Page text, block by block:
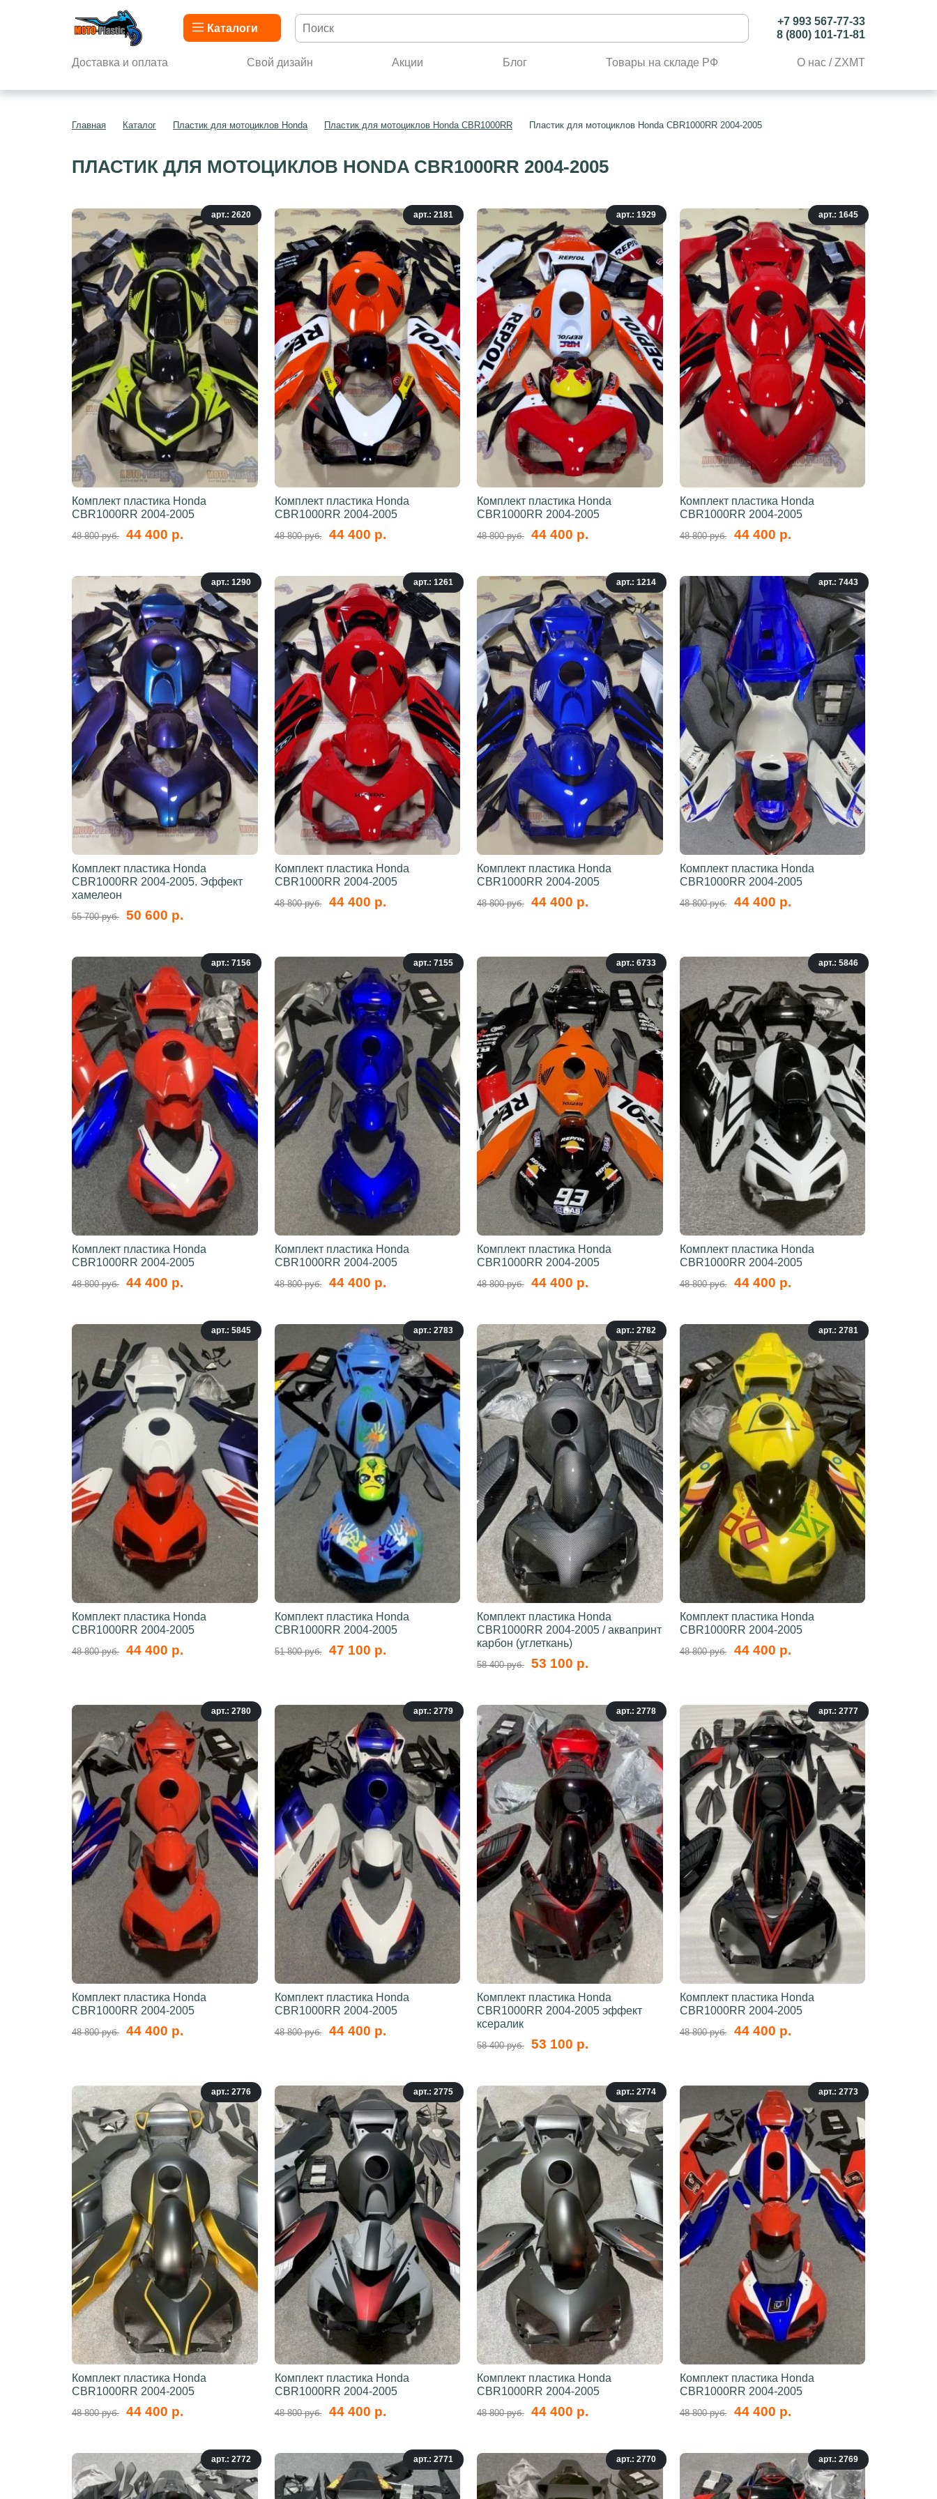
Каталоги
+7 993 567-77-33
8 (800) 101-71-81
Доставка и оплата Свой дизайн Акции Блог Товары на складе РФ О нас / ZXMT
Главная Каталог Пластик для мотоциклов Honda Пластик для мотоциклов Honda CBR1000RR Пластик для мотоциклов Honda CBR1000RR 2004-2005
ПЛАСТИК ДЛЯ МОТОЦИКЛОВ HONDA CBR1000RR 2004-2005
арт.: 2620
Комплект пластика Honda
CBR1000RR 2004-2005
48 800 руб. 44 400 р.
арт.: 2181
Комплект пластика Honda
CBR1000RR 2004-2005
48 800 руб. 44 400 р.
арт.: 1929
Комплект пластика Honda
CBR1000RR 2004-2005
48 800 руб. 44 400 р.
арт.: 1645
Комплект пластика Honda
CBR1000RR 2004-2005
48 800 руб. 44 400 р.
арт.: 1290
Комплект пластика Honda
CBR1000RR 2004-2005. Эффект
хамелеон
55 700 руб. 50 600 р.
арт.: 1261
Комплект пластика Honda
CBR1000RR 2004-2005
48 800 руб. 44 400 р.
арт.: 1214
Комплект пластика Honda
CBR1000RR 2004-2005
48 800 руб. 44 400 р.
арт.: 7443
Комплект пластика Honda
CBR1000RR 2004-2005
48 800 руб. 44 400 р.
арт.: 7156
Комплект пластика Honda
CBR1000RR 2004-2005
48 800 руб. 44 400 р.
арт.: 7155
Комплект пластика Honda
CBR1000RR 2004-2005
48 800 руб. 44 400 р.
арт.: 6733
Комплект пластика Honda
CBR1000RR 2004-2005
48 800 руб. 44 400 р.
арт.: 5846
Комплект пластика Honda
CBR1000RR 2004-2005
48 800 руб. 44 400 р.
арт.: 5845
Комплект пластика Honda
CBR1000RR 2004-2005
48 800 руб. 44 400 р.
арт.: 2783
Комплект пластика Honda
CBR1000RR 2004-2005
51 800 руб. 47 100 р.
арт.: 2782
Комплект пластика Honda
CBR1000RR 2004-2005 / аквапринт
карбон (углеткань)
58 400 руб. 53 100 р.
арт.: 2781
Комплект пластика Honda
CBR1000RR 2004-2005
48 800 руб. 44 400 р.
арт.: 2780
Комплект пластика Honda
CBR1000RR 2004-2005
48 800 руб. 44 400 р.
арт.: 2779
Комплект пластика Honda
CBR1000RR 2004-2005
48 800 руб. 44 400 р.
арт.: 2778
Комплект пластика Honda
CBR1000RR 2004-2005 эффект
ксералик
58 400 руб. 53 100 р.
арт.: 2777
Комплект пластика Honda
CBR1000RR 2004-2005
48 800 руб. 44 400 р.
арт.: 2776
Комплект пластика Honda
CBR1000RR 2004-2005
48 800 руб. 44 400 р.
арт.: 2775
Комплект пластика Honda
CBR1000RR 2004-2005
48 800 руб. 44 400 р.
арт.: 2774
Комплект пластика Honda
CBR1000RR 2004-2005
48 800 руб. 44 400 р.
арт.: 2773
Комплект пластика Honda
CBR1000RR 2004-2005
48 800 руб. 44 400 р.
арт.: 2772 арт.: 2771 арт.: 2770 арт.: 2769